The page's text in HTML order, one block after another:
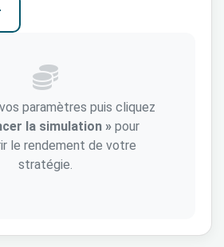
paramètres puis cliquez
la simulation » pour
le rendement de votre
stratégie.